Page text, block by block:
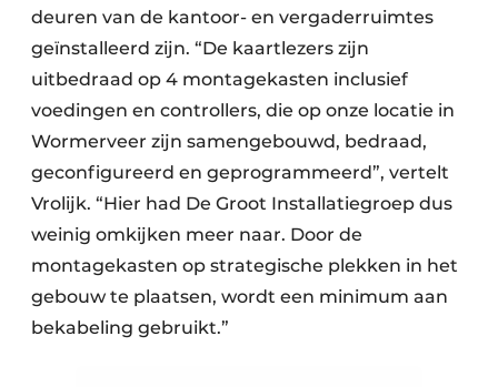
deuren van de kantoor- en vergaderruimtes
geïnstalleerd zijn. “De kaartlezers zijn
uitbedraad op 4 montagekasten inclusief
voedingen en controllers, die op onze locatie in
Wormerveer zijn samengebouwd, bedraad,
geconfigureerd en geprogrammeerd”, vertelt
Vrolijk. “Hier had De Groot Installatiegroep dus
weinig omkijken meer naar. Door de
montagekasten op strategische plekken in het
gebouw te plaatsen, wordt een minimum aan
bekabeling gebruikt.”